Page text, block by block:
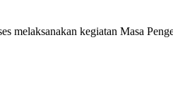
melaksanakan kegiatan Masa